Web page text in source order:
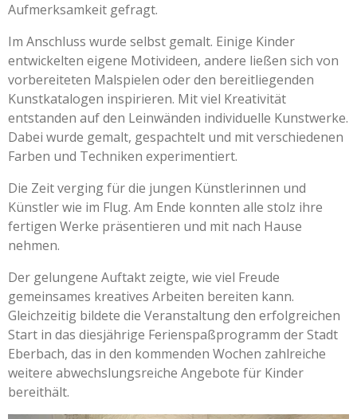
Aufmerksamkeit gefragt.
Im Anschluss wurde selbst gemalt. Einige Kinder
entwickelten eigene Motivideen, andere ließen sich von
vorbereiteten Malspielen oder den bereitliegenden
Kunstkatalogen inspirieren. Mit viel Kreativität
entstanden auf den Leinwänden individuelle Kunstwerke.
Dabei wurde gemalt, gespachtelt und mit verschiedenen
Farben und Techniken experimentiert.
Die Zeit verging für die jungen Künstlerinnen und
Künstler wie im Flug. Am Ende konnten alle stolz ihre
fertigen Werke präsentieren und mit nach Hause
nehmen.
Der gelungene Auftakt zeigte, wie viel Freude
gemeinsames kreatives Arbeiten bereiten kann.
Gleichzeitig bildete die Veranstaltung den erfolgreichen
Start in das diesjährige Ferienspaßprogramm der Stadt
Eberbach, das in den kommenden Wochen zahlreiche
weitere abwechslungsreiche Angebote für Kinder
bereithält.